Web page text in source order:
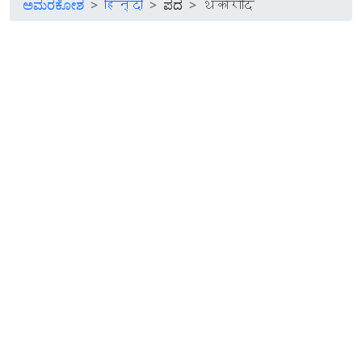
ಅಮರಕೋಶ हिन्दी ಪದ थकारादि